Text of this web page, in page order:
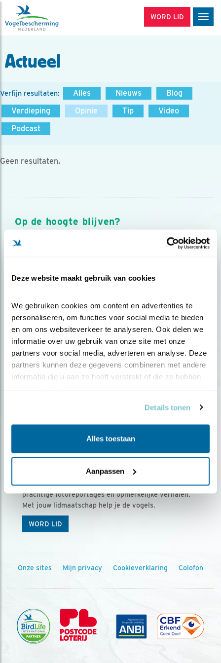
Deze website maakt gebruik van cookies
We gebruiken cookies om content en advertenties te
personaliseren, om functies voor social media te bieden
en om ons websiteverkeer te analyseren. Ook delen we
informatie over uw gebruik van onze site met onze
partners voor social media, adverteren en analyse. Deze
partners kunnen deze gegevens combineren met andere
informatie die u aan ze heeft verstrekt of die ze hebben
Details tonen
Alles toestaan
Aanpassen
WORD LID
Actueel
Verfijn resultaten: Alles Nieuws
Blog
Verdieping
Opinie Tip
Video
Podcast
Geen resultaten.
Op de hoogte blijven?
Meld je aan en ontvang nieuws, inspiratie, acties en tips
over vogels en activiteiten van Vogelbescherming.
Ontvang 5 x Vogels voor € 36,00 per jaar
Vogels is het tijdschrift voor onze leden, met
prachtige fotoreportages en opmerkelijke verhalen.
Met jouw lidmaatschap help je de vogels.
WORD LID
Onze sites Mijn privacy Cookieverklaring Colofon